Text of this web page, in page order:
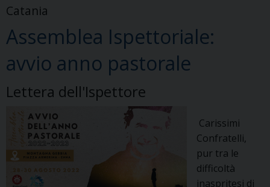
Catania
Assemblea Ispettoriale:
avvio anno pastorale
Lettera dell'Ispettore
Carissimi
Confratelli,
pur tra le
difficoltà
inaspritesi di